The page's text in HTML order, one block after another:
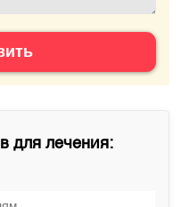
для лечения: